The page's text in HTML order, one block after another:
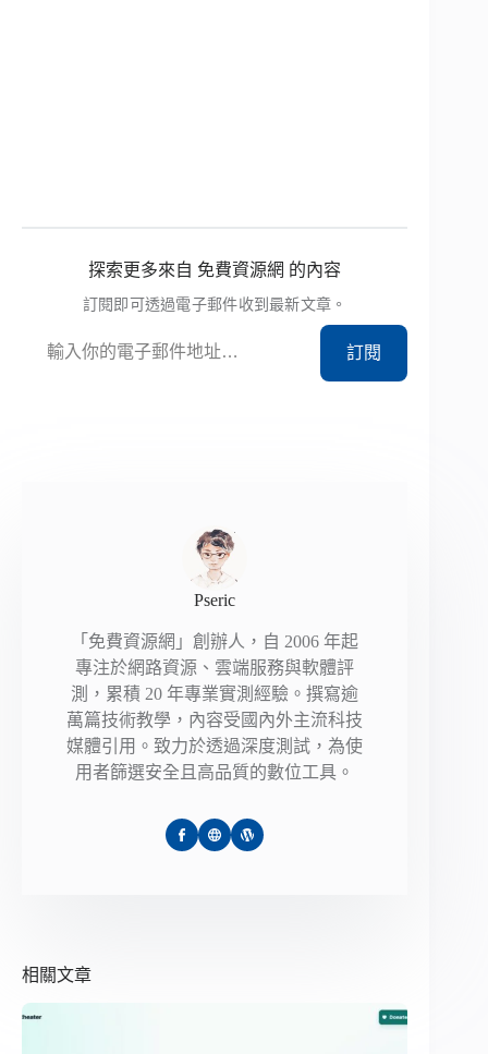
探索更多來自 免費資源網 的內容
訂閱即可透過電子郵件收到最新文章。
訂閱
Pseric
「免費資源網」創辦人，自 2006 年起
專注於網路資源、雲端服務與軟體評
測，累積 20 年專業實測經驗。撰寫逾
萬篇技術教學，內容受國內外主流科技
媒體引用。致力於透過深度測試，為使
用者篩選安全且高品質的數位工具。
相關文章